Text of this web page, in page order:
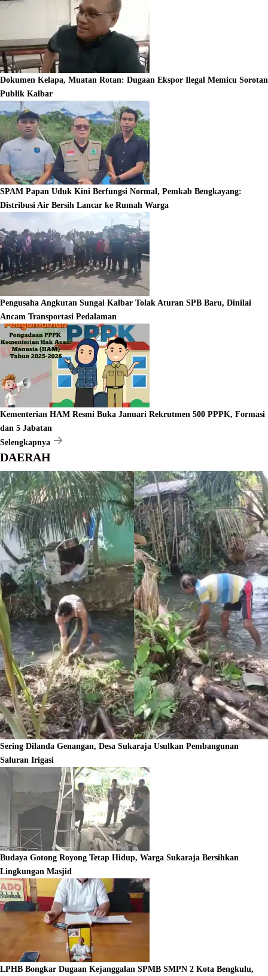
Dokumen Kelapa, Muatan Rotan: Dugaan Ekspor Ilegal Memicu Sorotan
Publik Kalbar
SPAM Papan Uduk Kini Berfungsi Normal, Pemkab Bengkayang:
Distribusi Air Bersih Lancar ke Rumah Warga
Pengusaha Angkutan Sungai Kalbar Tolak Aturan SPB Baru, Dinilai
Ancam Transportasi Pedalaman
Kementerian HAM Resmi Buka Januari Rekrutmen 500 PPPK, Formasi
dan 5 Jabatan
Selengkapnya
DAERAH
Sering Dilanda Genangan, Desa Sukaraja Usulkan Pembangunan
Saluran Irigasi
Budaya Gotong Royong Tetap Hidup, Warga Sukaraja Bersihkan
Lingkungan Masjid
LPHB Bongkar Dugaan Kejanggalan SPMB SMPN 2 Kota Bengkulu,